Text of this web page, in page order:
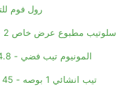
رول فوم
سلوتيب مطبوع عرض خاص 2 بوصه
المونيوم تيب فضي - 4.8 سم
تيب انشائي 1 بوصه - 45 يارده